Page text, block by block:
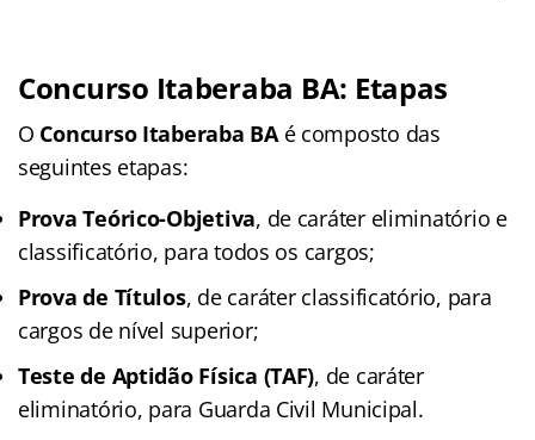
Concurso Itaberaba BA: Etapas
O Concurso Itaberaba BAé composto das
seguintes etapas:
Prova Teórico-Objetiva, de caráter eliminatório e
classificatório, para todos os cargos;
Prova de Títulos, de caráter classificatório, para
cargos de nível superior;
Teste de Aptidão Física (TAF), de caráter
eliminatório, para Guarda Civil Municipal.